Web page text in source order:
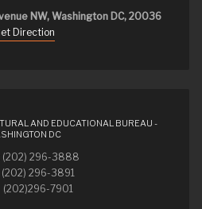
NW, Washington DC, 20036
Direction
AND EDUCATIONAL BUREAU -
DC
(202) 296-3888
296-3891
7901